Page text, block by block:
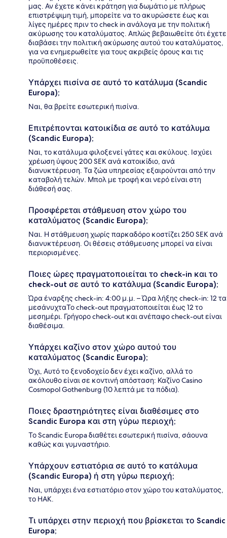
μας. Αν έχετε κάνει κράτηση για δωμάτιο με πλήρως
επιστρέψιμη τιμή, μπορείτε να το ακυρώσετε έως και
λίγες ημέρες πριν το check in ανάλογα με την πολιτική
ακύρωσης του καταλύματος. Απλώς βεβαιωθείτε ότι έχετε
διαβάσει την πολιτική ακύρωσης αυτού του καταλύματος,
για να ενημερωθείτε για τους ακριβείς όρους και τις
προϋποθέσεις.
Υπάρχει πισίνα σε αυτό το κατάλυμα (Scandic
Europa);
Ναι, θα βρείτε εσωτερική πισίνα.
Επιτρέπονται κατοικίδια σε αυτό το κατάλυμα
(Scandic Europa);
Ναι, το κατάλυμα φιλοξενεί γάτες και σκύλους. Ισχύει
χρέωση ύψους 200 SEK ανά κατοικίδιο, ανά
διανυκτέρευση. Τα ζώα υπηρεσίας εξαιρούνται από την
καταβολή τελών. Μπολ με τροφή και νερό είναι στη
διάθεσή σας.
Προσφέρεται στάθμευση στον χώρο του
καταλύματος (Scandic Europa);
Ναι. Η στάθμευση χωρίς παρκαδόρο κοστίζει 250 SEK ανά
διανυκτέρευση. Οι θέσεις στάθμευσης μπορεί να είναι
περιορισμένες.
Ποιες ώρες πραγματοποιείται το check-in και το
check-out σε αυτό το κατάλυμα (Scandic Europa);
Ώρα έναρξης check-in: 4:00 μ.μ. – Ώρα λήξης check-in: 12 τα
μεσάνυχταΤο check-out πραγματοποιείται έως 12 το
μεσημέρι. Γρήγορο check-out και ανέπαφο check-out είναι
διαθέσιμα.
Υπάρχει καζίνο στον χώρο αυτού του
καταλύματος (Scandic Europa);
Όχι, Αυτό το ξενοδοχείο δεν έχει καζίνο, αλλά το
ακόλουθο είναι σε κοντινή απόσταση: Καζίνο Casino
Cosmopol Gothenburg (10 λεπτά με τα πόδια).
Ποιες δραστηριότητες είναι διαθέσιμες στο
Scandic Europa και στη γύρω περιοχή;
Το Scandic Europa διαθέτει εσωτερική πισίνα, σάουνα
καθώς και γυμναστήριο.
Υπάρχουν εστιατόρια σε αυτό το κατάλυμα
(Scandic Europa) ή στη γύρω περιοχή;
Ναι, υπάρχει ένα εστιατόριο στον χώρο του καταλύματος,
το HAK.
Τι υπάρχει στην περιοχή που βρίσκεται το Scandic
Europa;